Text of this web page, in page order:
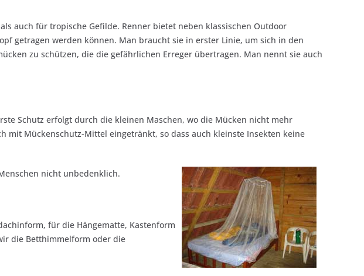
auch für tropische Gefilde. Renner bietet neben klassischen Outdoor
getragen werden können. Man braucht sie in erster Linie, um sich in den
zu schützen, die die gefährlichen Erreger übertragen. Man nennt sie auch
Schutz erfolgt durch die kleinen Maschen, wo die Mücken nicht mehr
mit Mückenschutz-Mittel eingetränkt, so dass auch kleinste Insekten keine
nicht unbedenklich.
für die Hängematte, Kastenform
die Betthimmelform oder die